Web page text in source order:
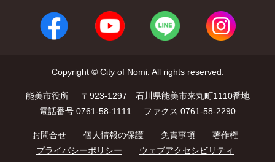
Copyright © City of Nomi. All rights reserved.
能美市役所
〒923-1297 石川県能美市来丸町1110番地
電話番号 0761-58-1111
ファクス 0761-58-2290
お問合せ 個人情報の保護 免責事項
著作権
プライバシーポリシー
ウェブアクセシビリティ